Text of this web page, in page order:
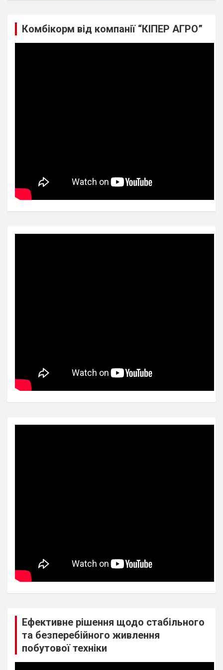
Комбікорм від компанії “КІПЕР АГРО”
Ефективне рішення щодо стабільного
та безперебійного живлення
побутової техніки